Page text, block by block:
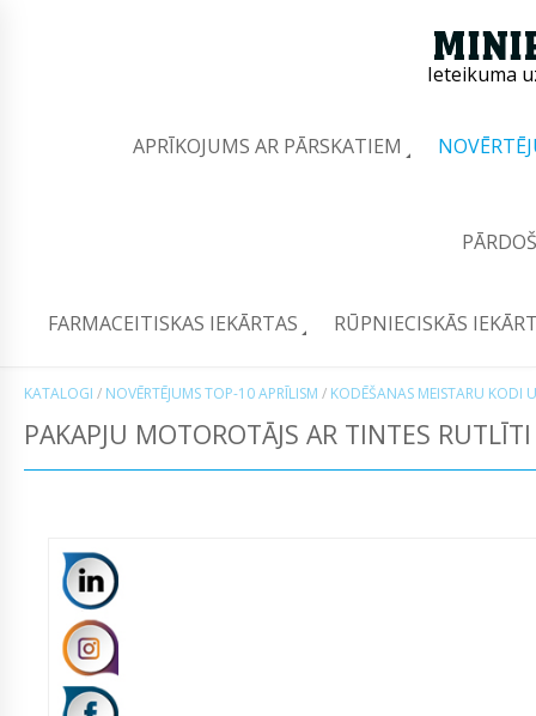
Ieteikuma
APRĪKOJUMS AR PĀRSKATIEM
FARMACEITISKAS IEKĀRTAS RŪPNIECISKĀS
KATALOGI / NOVĒRTĒJUMS TOP-10 APRĪLISM / KODĒŠANAS MEISTARU
PAKAPJU MOTOROTĀJS AR TINTES